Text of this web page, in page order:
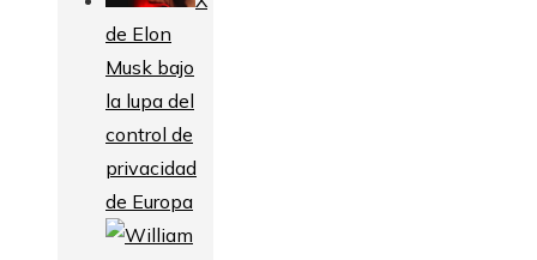
de Elon
Musk bajo
la lupa del
control de
privacidad
de Europa